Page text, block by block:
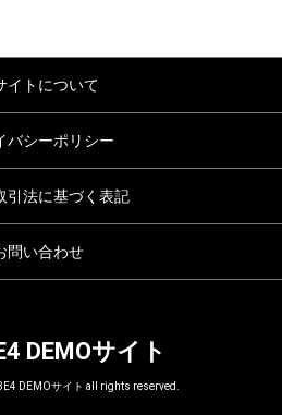
イトについて
バシーポリシー
引法に基づく表記
問い合わせ
DEMOサイト
DEMOサイト all rights reserved.